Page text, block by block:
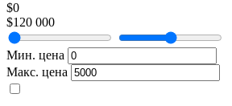
$0
$120 000
Мин. цена
Макс. цена